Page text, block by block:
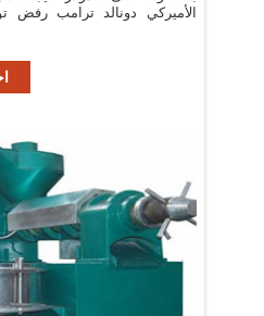
الأميركي دونالد ترامب رفض